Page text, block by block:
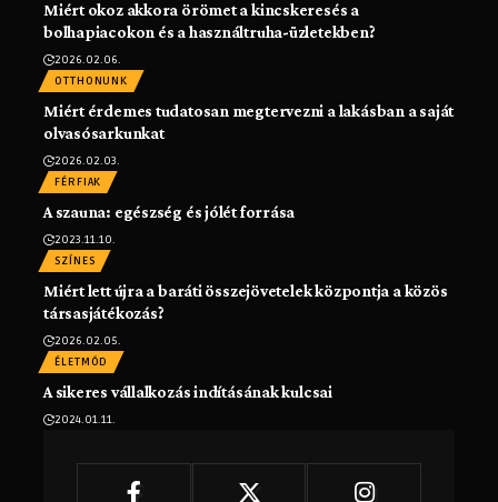
Miért okoz akkora örömet a kincskeresés a
bolhapiacokon és a használtruha-üzletekben?
2026.02.06.
OTTHONUNK
Miért érdemes tudatosan megtervezni a lakásban a saját
olvasósarkunkat
2026.02.03.
FÉRFIAK
A szauna: egészség és jólét forrása
2023.11.10.
SZÍNES
Miért lett újra a baráti összejövetelek központja a közös
társasjátékozás?
2026.02.05.
ÉLETMÓD
A sikeres vállalkozás indításának kulcsai
2024.01.11.